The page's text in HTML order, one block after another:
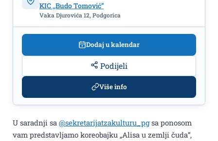
U saradnji sa @sekretarijatzakulturu_pgsa ponosom
vam predstavljamo koreobajku „Alisa u zemlji čuda“,
KIC ,,Budo Tomović”
Vaka Djurovića 12, Podgorica
Dodaj u kalendar
Podijeli
Više info